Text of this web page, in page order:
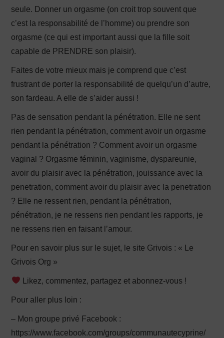
seule. Donner un orgasme (on croit trop souvent que
c’est la responsabilité de l’homme) ou prendre son
orgasme (ce qui est important aussi que la fille soit
capable de PRENDRE son plaisir).
Faites de votre mieux mais je comprend que c’est
frustrant de porter la responsabilité de quelqu’un d’autre,
son fardeau. A elle de s’aider aussi !
Pas de sensation pendant la pénétration. Elle ne sent
rien pendant la pénétration, comment avoir un orgasme
pendant la pénétration ? Comment avoir un orgasme
vaginal ? Orgasme féminin, vaginisme, dyspareunie,
avoir du plaisir avec la pénétration, jouissance avec la
penetration, comment avoir du plaisir avec la penetration
? Elle ne ressent rien, pendant la pénétration,
pénétration, je ne ressens rien pendant les rapports, je
ne ressens rien en faisant l’amour.
Pour en savoir plus sur le sujet, le site Grivois : « Le
Grivois Org »
Likez, commentez, partagez et abonnez-vous !
Pour aller plus loin :
– Mon groupe privé Facebook :
https://www.facebook.com/groups/communautecyprine/